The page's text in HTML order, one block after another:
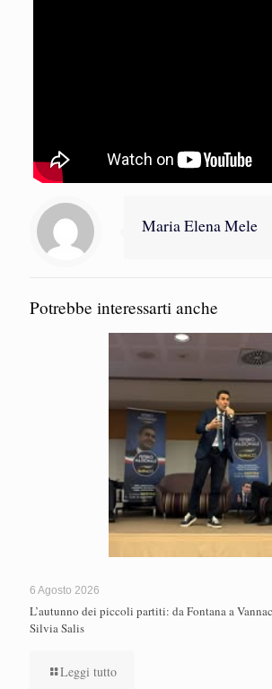
Maria Elena Mele
Potrebbe interessarti anche
6 Agosto 2026
L’autunno dei piccoli partiti: da Fontana a
Silvia Salis
Leggi tutto